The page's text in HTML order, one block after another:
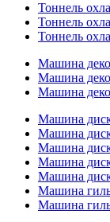
Тоннель
Тоннель
Тоннель
Машина
Машина
Машина
Машина
Машина
Машина
Машина
Машина
Машина
Машина